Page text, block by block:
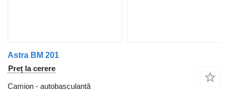
Astra BM 201
Preț la cerere
Camion - autobasculantă